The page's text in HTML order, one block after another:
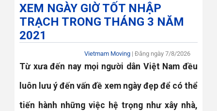
XEM NGÀY GIỜ TỐT NHẬP
TRẠCH TRONG THÁNG 3 NĂM
2021
Vietmam Moving| Đăng ngày 7/8/2026
Từ xưa đến nay mọi người dân Việt Nam đều
luôn lưu ý đến vấn đề xem ngày đẹp để có thể
tiến hành những việc hệ trọng như xây nhà,